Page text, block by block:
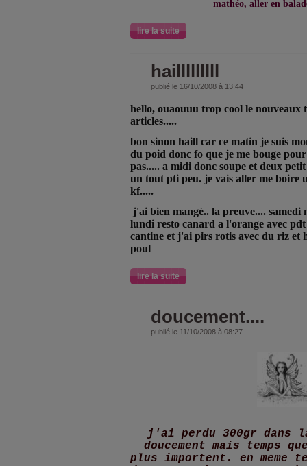
mathéo, aller en
lire la suite
hailllllllll
publié le 16/10/2008 à 13:44
hello, ouaouuu trop cool le nouveaux
articles.....
bon sinon haill car ce matin je suis
du poid donc fo que je me bouge
pas..... a midi donc soupe et deux
un tout pti peu. je vais aller me boire
kf.....
j'ai bien mangé.. la preuve.... samedi
lundi resto canard a l'orange avec
cantine et j'ai pirs rotis avec du riz et
poul
lire la suite
doucement....
publié le 11/10/2008 à 08:27
j'ai perdu 300gr dans la
doucement mais temps
plus importent. en meme